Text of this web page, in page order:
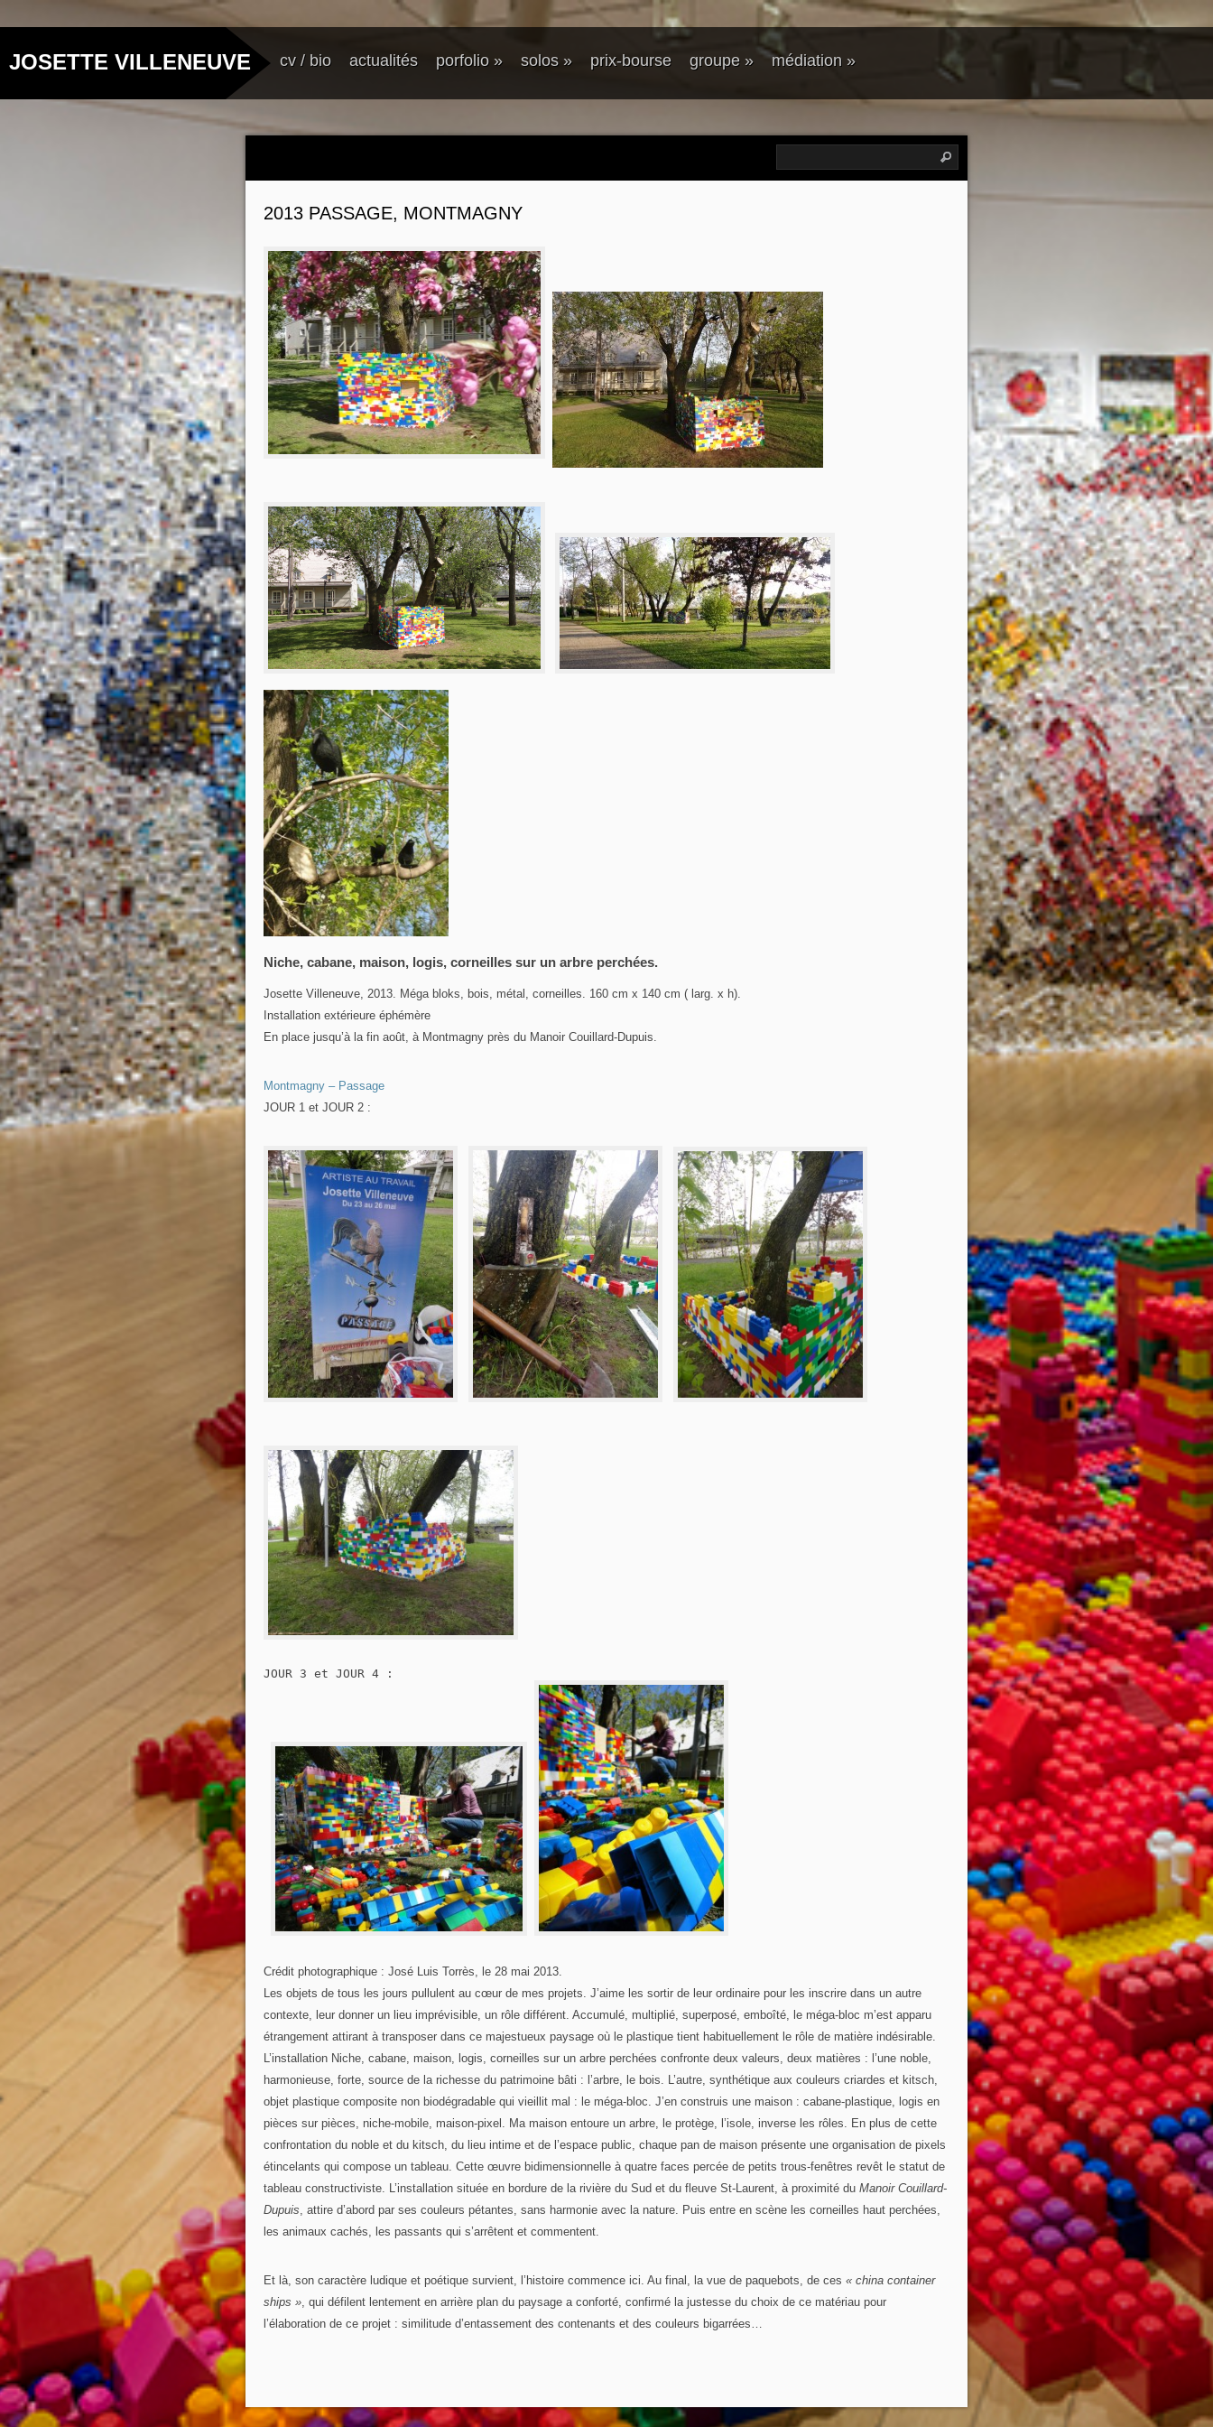
JOSETTE VILLENEUVE cv / bio actualités porfolio » solos » prix-bourse groupe » médiation »
2013 PASSAGE, MONTMAGNY
Niche, cabane, maison, logis, corneilles sur un arbre perchées.
Josette Villeneuve, 2013. Méga bloks, bois, métal, corneilles. 160 cm x 140 cm ( larg. x h).
Installation extérieure éphémère
En place jusqu’à la fin août, à Montmagny près du Manoir Couillard-Dupuis.
Montmagny – Passage
JOUR 1 et JOUR 2 :
JOUR 3 et JOUR 4 :
Crédit photographique : José Luis Torrès, le 28 mai 2013.
Les objets de tous les jours pullulent au cœur de mes projets. J’aime les sortir de leur ordinaire pour les inscrire dans un autre
contexte, leur donner un lieu imprévisible, un rôle différent. Accumulé, multiplié, superposé, emboîté, le méga-bloc m’est apparu
étrangement attirant à transposer dans ce majestueux paysage où le plastique tient habituellement le rôle de matière indésirable.
L’installation Niche, cabane, maison, logis, corneilles sur un arbre perchées confronte deux valeurs, deux matières : l’une noble,
harmonieuse, forte, source de la richesse du patrimoine bâti : l’arbre, le bois. L’autre, synthétique aux couleurs criardes et kitsch,
objet plastique composite non biodégradable qui vieillit mal : le méga-bloc. J’en construis une maison : cabane-plastique, logis en
pièces sur pièces, niche-mobile, maison-pixel. Ma maison entoure un arbre, le protège, l’isole, inverse les rôles. En plus de cette
confrontation du noble et du kitsch, du lieu intime et de l’espace public, chaque pan de maison présente une organisation de pixels
étincelants qui compose un tableau. Cette œuvre bidimensionnelle à quatre faces percée de petits trous-fenêtres revêt le statut de
tableau constructiviste. L’installation située en bordure de la rivière du Sud et du fleuve St-Laurent, à proximité du Manoir Couillard-
Dupuis, attire d’abord par ses couleurs pétantes, sans harmonie avec la nature. Puis entre en scène les corneilles haut perchées,
les animaux cachés, les passants qui s’arrêtent et commentent.
Et là, son caractère ludique et poétique survient, l’histoire commence ici. Au final, la vue de paquebots, de ces « china container
ships », qui défilent lentement en arrière plan du paysage a conforté, confirmé la justesse du choix de ce matériau pour
l’élaboration de ce projet : similitude d’entassement des contenants et des couleurs bigarrées…